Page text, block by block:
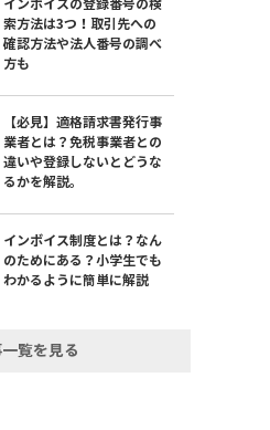
インボイスの登録番号の検
索方法は3つ！取引先への
確認方法や法人番号の調べ
方も
【必見】適格請求書発行事
業者とは？免税事業者との
違いや登録しないとどうな
るかを解説。
インボイス制度とは？なん
のためにある？小学生でも
わかるように簡単に解説
覧を見る